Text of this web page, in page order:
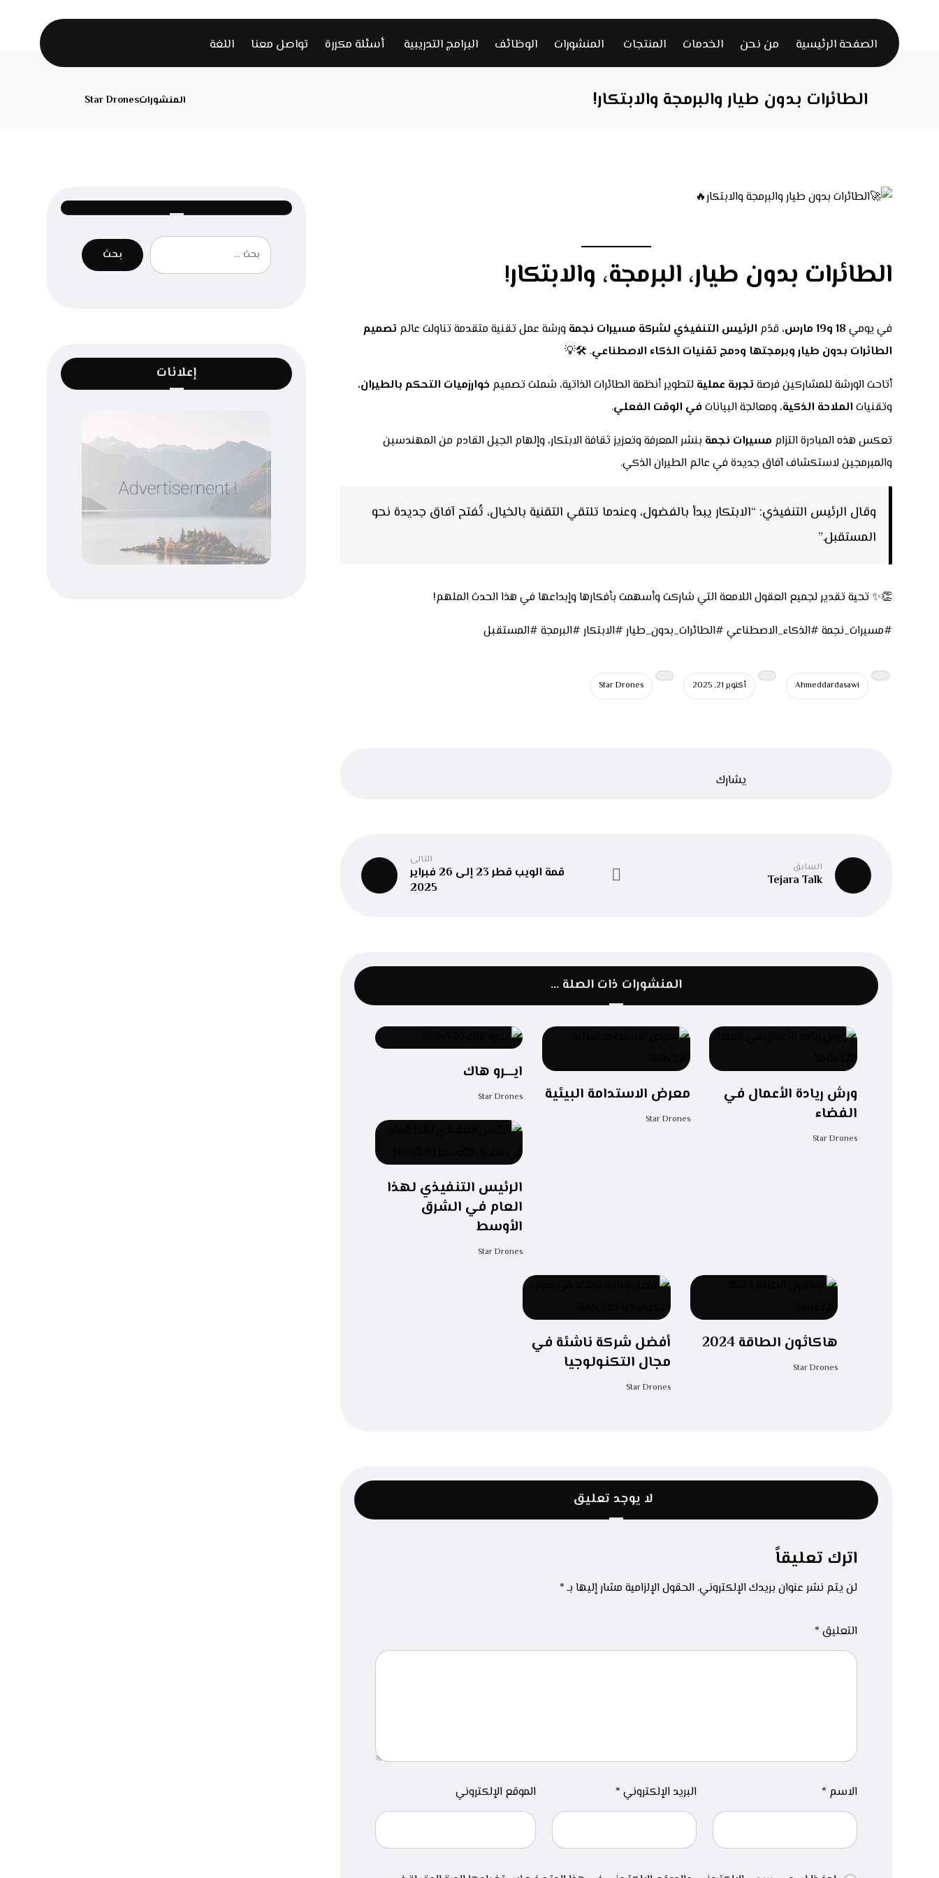
الصفحة الرئيسية من نحن الخدمات المنتجات المنشورات الوظائف البرامج التدريبية أسئلة مكررة تواصل معنا اللغة
الطائرات بدون طيار والبرمجة والابتكار! المنشوراتStar Drones
الطائرات بدون طيار، البرمجة، والابتكار!
في يومي 18 و19 مارس ، قدّم الرئيس التنفيذي لشركة مسيرات نجمة ورشة عمل تقنية متقدمة تناولت عالم تصميم
الطائرات بدون طيار وبرمجتها ودمج تقنيات الذكاء الاصطناعي. 🛠💡
أتاحت الورشة للمشاركين فرصة تجربة عملية لتطوير أنظمة الطائرات الذاتية، شملت تصميم خوارزميات التحكم بالطيران،
وتقنيات الملاحة الذكية، ومعالجة البيانات في الوقت الفعلي.
تعكس هذه المبادرة التزام مسيرات نجمة بنشر المعرفة وتعزيز ثقافة الابتكار، وإلهام الجيل القادم من المهندسين
والمبرمجين لاستكشاف آفاق جديدة في عالم الطيران الذكي.
وقال الرئيس التنفيذي: “الابتكار يبدأ بالفضول، وعندما تلتقي التقنية بالخيال، تُفتح آفاق جديدة نحو
المستقبل.”
👏✨ تحية تقدير لجميع العقول اللامعة التي شاركت وأسهمت بأفكارها وإبداعها في هذا الحدث الملهم!
#مسيرات_نجمة #الذكاء_الاصطناعي #الطائرات_بدون_طيار #الابتكار #البرمجة #المستقبل
Ahmeddardasawi أكتوبر 21, 2025 Star Drones
السابق
Tejara Talk
التالى
قمة الويب قطر 23 إلى 26 فبراير
2025
المنشورات ذات الصلة ...
ورش ريادة الأعمال في
الفضاء
Star Drones
معرض الاستدامة البيئية
Star Drones
ايـــرو هاك
Star Drones
الرئيس التنفيذي لهذا
العام في الشرق
الأوسط
Star Drones
هاكاثون الطاقة 2024
Star Drones
أفضل شركة ناشئة في
مجال التكنولوجيا
Star Drones
لا يوجد تعليق
اترك تعليقاً
لن يتم نشر عنوان بريدك الإلكتروني. الحقول الإلزامية مشار إليها بـ*
التعليق *
الاسم * البريد الإلكتروني * الموقع الإلكتروني
إعلانات